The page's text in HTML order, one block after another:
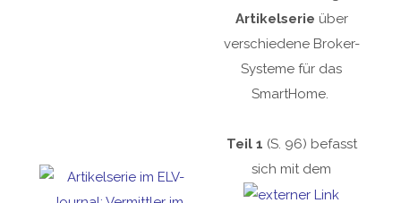
Artikelserie über
verschiedene Broker-
Systeme für das
SmartHome.
Teil 1 (S. 96) befasst
sich mit dem